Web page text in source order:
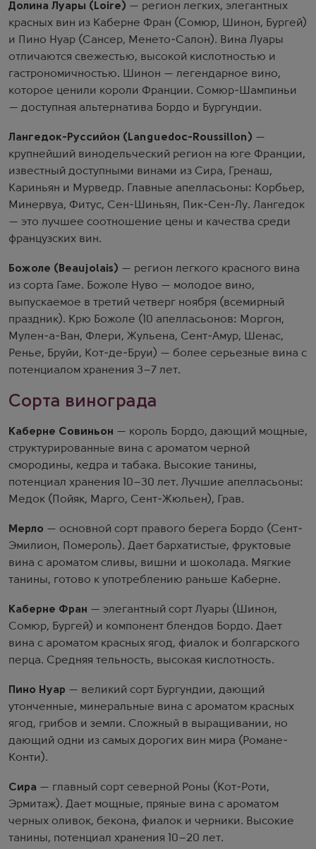
Долина Луары (Loire) — регион легких, элегантных
красных вин из Каберне Фран (Сомюр, Шинон, Бургей)
и Пино Нуар (Сансер, Менето-Салон). Вина Луары
отличаются свежестью, высокой кислотностью и
гастрономичностью. Шинон — легендарное вино,
которое ценили короли Франции. Сомюр-Шампиньи
— доступная альтернатива Бордо и Бургундии.
Лангедок-Руссийон (Languedoc-Roussillon) —
крупнейший винодельческий регион на юге Франции,
известный доступными винами из Сира, Гренаш,
Кариньян и Мурведр. Главные апелласьоны: Корбьер,
Минервуа, Фитус, Сен-Шиньян, Пик-Сен-Лу. Лангедок
— это лучшее соотношение цены и качества среди
французских вин.
Божоле (Beaujolais) — регион легкого красного вина
из сорта Гаме. Божоле Нуво — молодое вино,
выпускаемое в третий четверг ноября (всемирный
праздник). Крю Божоле (10 апелласьонов: Моргон,
Мулен-а-Ван, Флери, Жульена, Сент-Амур, Шенас,
Ренье, Бруйи, Кот-де-Бруи) — более серьезные вина с
потенциалом хранения 3–7 лет.
Сорта винограда
Каберне Совиньон — король Бордо, дающий мощные,
структурированные вина с ароматом черной
смородины, кедра и табака. Высокие танины,
потенциал хранения 10–30 лет. Лучшие апелласьоны:
Медок (Пойяк, Марго, Сент-Жюльен), Грав.
Мерло — основной сорт правого берега Бордо (Сент-
Эмилион, Помероль). Дает бархатистые, фруктовые
вина с ароматом сливы, вишни и шоколада. Мягкие
танины, готово к употреблению раньше Каберне.
Каберне Фран — элегантный сорт Луары (Шинон,
Сомюр, Бургей) и компонент блендов Бордо. Дает
вина с ароматом красных ягод, фиалок и болгарского
перца. Средняя тельность, высокая кислотность.
Пино Нуар — великий сорт Бургундии, дающий
утонченные, минеральные вина с ароматом красных
ягод, грибов и земли. Сложный в выращивании, но
дающий одни из самых дорогих вин мира (Романе-
Конти).
Сира — главный сорт северной Роны (Кот-Роти,
Эрмитаж). Дает мощные, пряные вина с ароматом
черных оливок, бекона, фиалок и черники. Высокие
танины, потенциал хранения 10–20 лет.